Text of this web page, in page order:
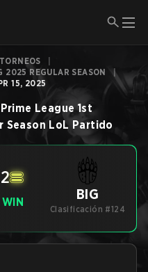
TORNEOS
2025 REGULAR SEASON
|
15, 2025
Prime League 1st
Season LoL Partido
2
WIN BIG
Clasificación #124